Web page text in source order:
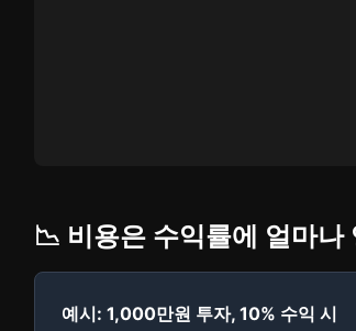
📉 비용은 수익률에 얼마나
예시: 1,000만원 투자, 10% 수익 시